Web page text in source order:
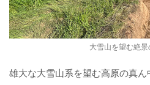
大雪山を望む絶
雄大な大雪山系を望む高原の真